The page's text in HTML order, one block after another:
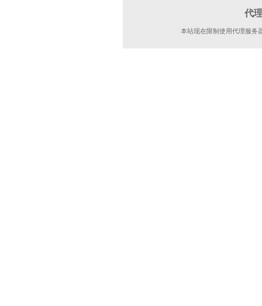
代
本站现在限制使用代理服务